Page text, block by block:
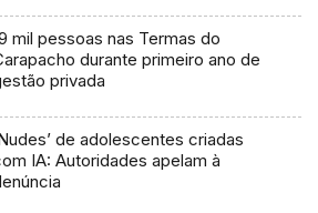
mil pessoas nas Termas do
durante primeiro ano de
privada
de adolescentes criadas
IA: Autoridades apelam à